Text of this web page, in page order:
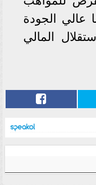
عالي الجودة
المالي